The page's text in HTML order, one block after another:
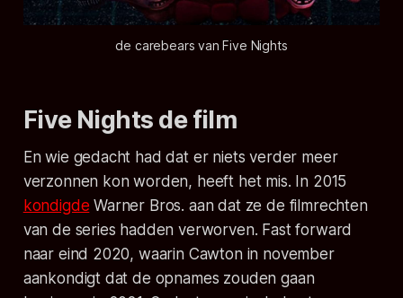
de carebears van Five Nights
Five Nights de film
En wie gedacht had dat er niets verder meer
verzonnen kon worden, heeft het mis. In 2015
kondigde Warner Bros. aan dat ze de filmrechten
van de series hadden verworven. Fast forward
naar eind 2020, waarin Cawton in november
aankondigt dat de opnames zouden gaan